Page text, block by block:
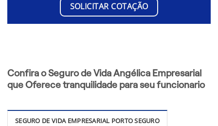
SOLICITAR COTAÇÃO
Confira o Seguro de Vida Angélica Empresarial
que Oferece tranquilidade para seu funcionario
SEGURO DE VIDA EMPRESARIAL PORTO SEGURO